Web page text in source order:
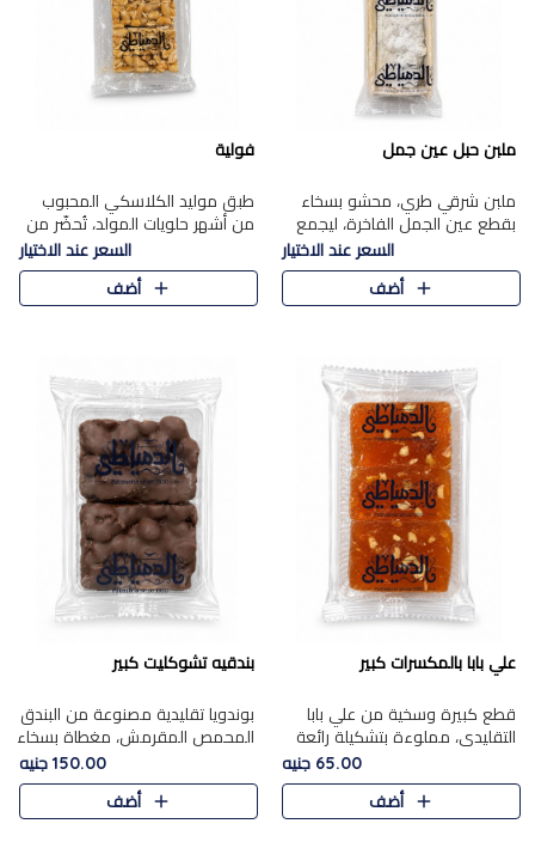
ملبن حبل عين جمل
ملبن شرقي طري، محشو بسخاء
بقطع عين الجمل الفاخرة، ليجمع
بين القوام الناعم وقرمشة الجوز
في مذاق شرقي أصيل.
السعر عند الاختيار
أضف
فولية
طبق موليد الكلاسكي المحبوب
من أشهر حلويات المولد، تُحضّر من
فول سوداني محمص بعناية
ومغلف بطبقة رقيقة من السكر
المكرمل، لتمنحك قرمشة أصيلة
السعر عند الاختيار
أضف
علي بابا بالمكسرات كبير
قطع كبيرة وسخية من علي بابا
التقليدي، مملوءة بتشكيلة رائعة
من المكسرات المحمصة المحمرة.
65.00 جنيه
أضف
بندقيه تشوكليت كبير
بوندويا تقليدية مصنوعة من البندق
المحمص المقرمش، مغطاة بسخاء
بشوكولاتة فاخرة غنية لتحقيق
التوازن المثالي بين قوام القرمشة
ونكهة الشوكولاتة ا..
150.00 جنيه
أضف